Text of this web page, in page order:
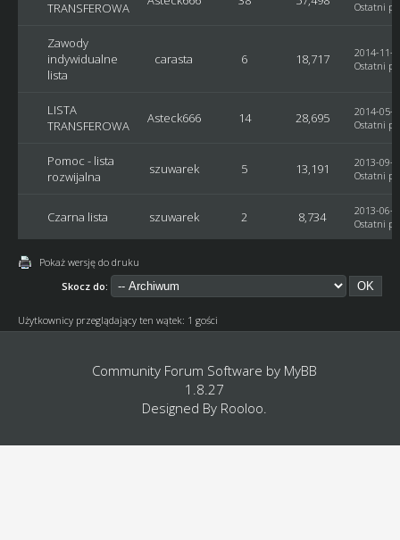
TRANSFEROWA
Ostatni
Zawody
indywidualne
lista
carasta 6 18,717
2014-11-
Ostatni
LISTA
TRANSFEROWA
Asteck666 14 28,695
2014-05-
Ostatni
Pomoc - lista
rozwijalna
szuwarek 5 13,191
2013-09-
Ostatni
Czarna lista szuwarek 2 8,734
2013-06-
Ostatni
Pokaż wersję do druku
Skocz do:
Użytkownicy przeglądający ten wątek: 1 gości
Community Forum Software by MyBB
1.8.27
Designed By Rooloo.